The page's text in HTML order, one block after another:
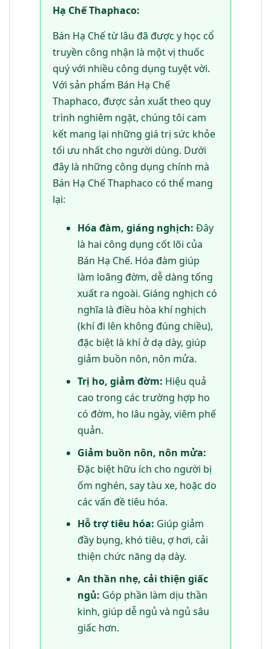
Hạ Chế Thaphaco:
Bán Hạ Chế từ lâu đã được y học cổ
truyền công nhận là một vị thuốc
quý với nhiều công dụng tuyệt vời.
Với sản phẩm Bán Hạ Chế
Thaphaco, được sản xuất theo quy
trình nghiêm ngặt, chúng tôi cam
kết mang lại những giá trị sức khỏe
tối ưu nhất cho người dùng. Dưới
đây là những công dụng chính mà
Bán Hạ Chế Thaphaco có thể mang
lại:
Hóa đàm, giáng nghịch: Đây
là hai công dụng cốt lõi của
Bán Hạ Chế. Hóa đàm giúp
làm loãng đờm, dễ dàng tống
xuất ra ngoài. Giáng nghịch có
nghĩa là điều hòa khí nghịch
(khí đi lên không đúng chiều),
đặc biệt là khí ở dạ dày, giúp
giảm buồn nôn, nôn mửa.
Trị ho, giảm đờm: Hiệu quả
cao trong các trường hợp ho
có đờm, ho lâu ngày, viêm phế
quản.
Giảm buồn nôn, nôn mửa:
Đặc biệt hữu ích cho người bị
ốm nghén, say tàu xe, hoặc do
các vấn đề tiêu hóa.
Hỗ trợ tiêu hóa: Giúp giảm
đầy bụng, khó tiêu, ợ hơi, cải
thiện chức năng dạ dày.
An thần nhẹ, cải thiện giấc
ngủ: Góp phần làm dịu thần
kinh, giúp dễ ngủ và ngủ sâu
giấc hơn.